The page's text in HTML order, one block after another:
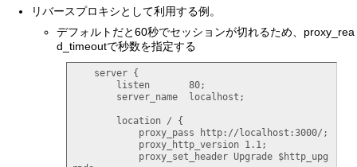
リバースプロキシとして利用する例。
デフォルトだと60秒でセッションが切れるため、proxy_rea
d_timeoutで秒数を指定する